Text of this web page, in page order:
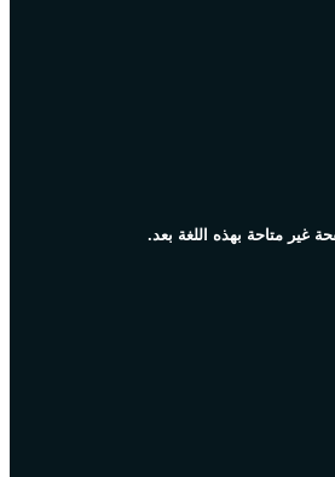
غير متاحة بهذه اللغة بعد.